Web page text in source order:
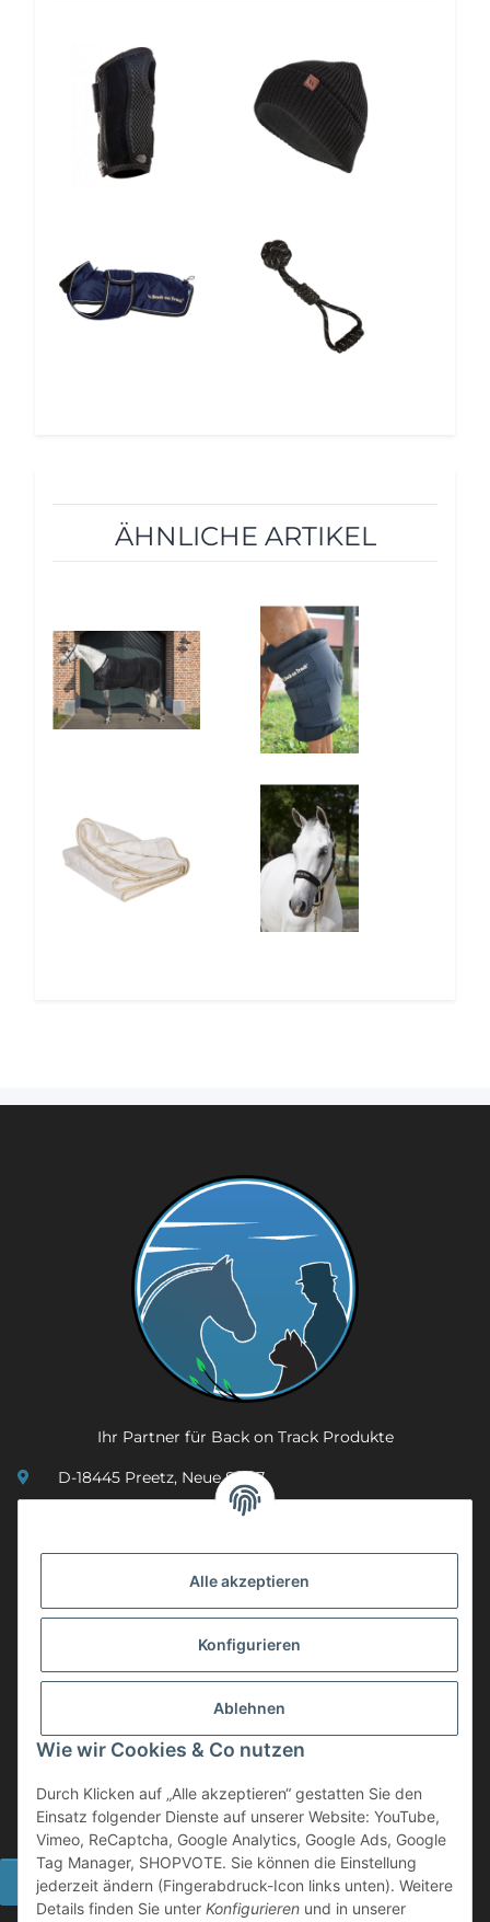
Alle akzeptieren
Konfigurieren
Ablehnen
Wie wir Cookies & Co nutzen
Durch Klicken auf „Alle akzeptieren“ gestatten Sie den
Einsatz folgender Dienste auf unserer Website: YouTube,
Vimeo, ReCaptcha, Google Analytics, Google Ads, Google
Tag Manager, SHOPVOTE. Sie können die Einstellung
jederzeit ändern (Fingerabdruck-Icon links unten). Weitere
Details finden Sie unter Konfigurieren und in unserer
12%
ÄHNLICHE ARTIKEL
10%
Ihr Partner für Back on Track Produkte
D-18445 Preetz, Neue Str. 7
info@mobility-in-harmony.de
Informationen
Back on Track
ZAHLUNGSMETHODEN
Widerrufsbutton